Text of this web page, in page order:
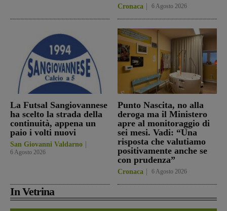
Cronaca 6 Agosto 2026
La Futsal Sangiovannese
ha scelto la strada della
continuità, appena un
paio i volti nuovi
San Giovanni Valdarno
6 Agosto 2026
Punto Nascita, no alla
deroga ma il Ministero
apre al monitoraggio di
sei mesi. Vadi: “Una
risposta che valutiamo
positivamente anche se
con prudenza”
Cronaca 6 Agosto 2026
In Vetrina